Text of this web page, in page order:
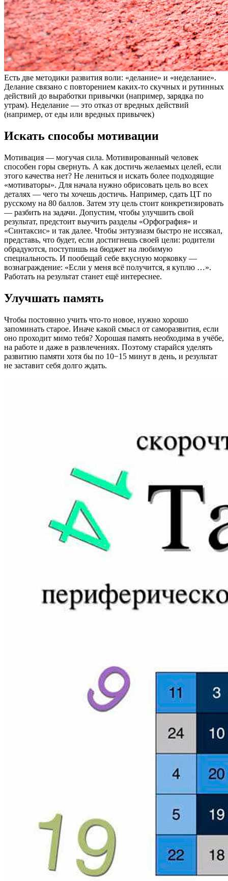
Есть две методики развития воли: «делание» и «неделание».
Делание связано с повторением каких-то скучных и рутинных
действий до выработки привычки (например, зарядка по
утрам). Неделание — это отказ от вредных действий
(например, от еды или вредных привычек)
Искать способы мотивации
Мотивация — могучая сила. Мотивированный человек
способен горы свернуть. А как достичь желаемых целей, если
этого качества нет? Не лениться и искать более подходящие
«мотиваторы». Для начала нужно обрисовать цель во всех
деталях — чего ты хочешь достичь. Например, сдать ЦТ по
русскому на 80 баллов. Затем эту цель стоит конкретизировать
— разбить на задачи. Допустим, чтобы улучшить свой
результат, предстоит выучить разделы «Орфография» и
«Синтаксис» и так далее. Чтобы энтузиазм быстро не иссякал,
представь, что будет, если достигнешь своей цели: родители
обрадуются, поступишь на бюджет на любимую
специальность. И пообещай себе вкусную морковку —
вознаграждение: «Если у меня всё получится, я куплю …».
Работать на результат станет ещё интереснее.
Улучшать память
Чтобы постоянно учить что-то новое, нужно хорошо
запоминать старое. Иначе какой смысл от саморазвития, если
оно проходит мимо тебя? Хорошая память необходима в учёбе,
на работе и даже в развлечениях. Поэтому старайся уделять
развитию памяти хотя бы по 10−15 минут в день, и результат
не заставит себя долго ждать.